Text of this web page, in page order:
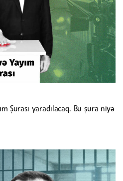
Şurası yaradılacaq. Bu şura niyə